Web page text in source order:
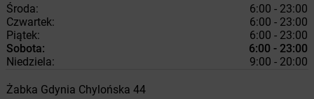
Środa:
6:00 - 23:00
Czwartek:
6:00 - 23:00
Piątek:
6:00 - 23:00
Sobota:
6:00 - 23:00
Niedziela:
9:00 - 20:00
Żabka Gdynia Chylońska 44